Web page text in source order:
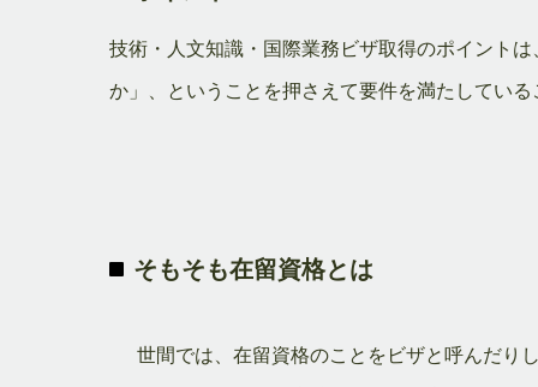
技術・人文知識・国際業務ビザ取得のポイント
か」、ということを押さえて要件を満たしてい
そもそも在留資格とは
世間では、在留資格のことをビザと呼んだり